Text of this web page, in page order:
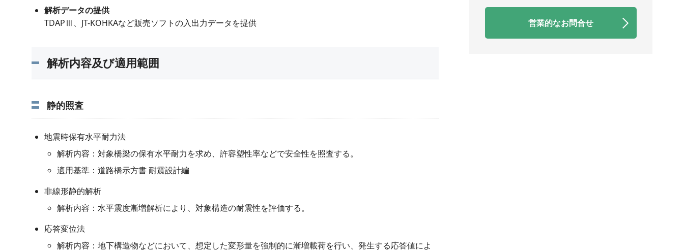
解析データの提供
TDAPⅢ、JT-KOHKAなど販売ソフトの入出力データを提供
解析内容及び適用範囲
静的照査
地震時保有水平耐力法
解析内容： 対象橋梁の保有水平耐力を求め、許容塑性率などで安全性を照査する。
適用基準： 道路橋示方書 耐震設計編
非線形静的解析
解析内容： 水平震度漸増解析により、対象構造の耐震性を評価する。
応答変位法
解析内容： 地下構造物などにおいて、想定した変形量を強制的に漸増載荷を行い、発生する応答値によ
営業的なお問合せ